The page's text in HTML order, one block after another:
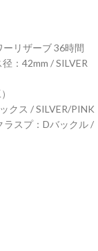
リザーブ 36時間
：42mm / SILVER
クス / SILVER/PINK
スプ：Dバックル /